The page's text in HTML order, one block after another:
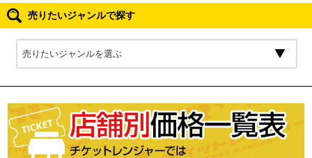
売りたいジャンルで探す